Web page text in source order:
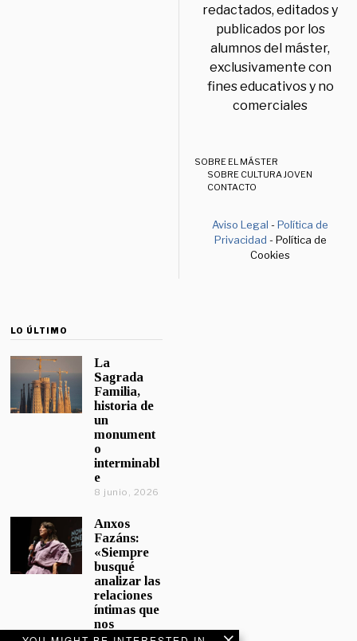
redactados, editados y
publicados por los
alumnos del máster,
exclusivamente con
fines educativos y no
comerciales
SOBRE EL MÁSTER
SOBRE CULTURA JOVEN
CONTACTO
Aviso Legal -Política de
Privacidad - Política de
Cookies
LO ÚLTIMO
La
Sagrada
Familia,
historia de
un
monument
o
interminabl
e
8 junio, 2026
Anxos
Fazáns:
«Siempre
busqué
analizar las
relaciones
íntimas que
nos